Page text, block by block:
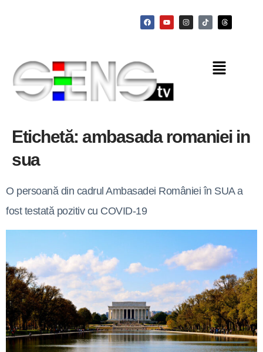
Etichetă: ambasada romaniei in
sua
O persoană din cadrul Ambasadei României în SUA a
fost testată pozitiv cu COVID-19